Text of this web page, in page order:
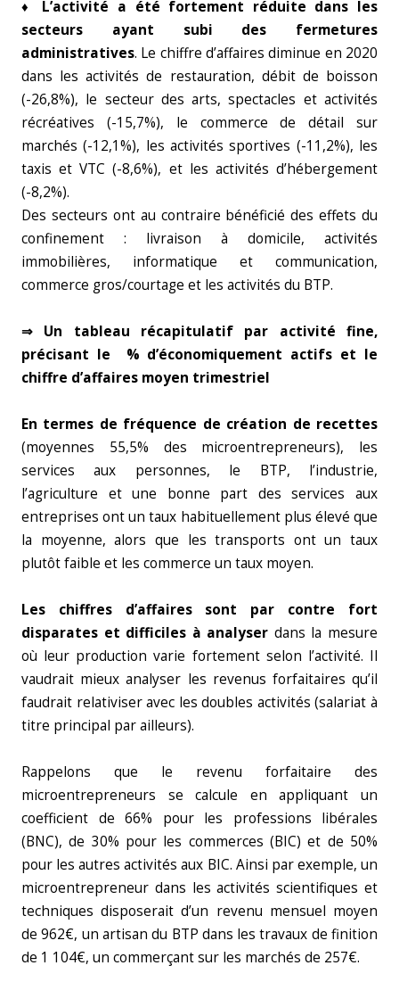
♦ L’activité a été fortement réduite dans les
secteurs ayant subi des fermetures
administratives. Le chiffre d’affaires diminue en 2020
dans les activités de restauration, débit de boisson
(-26,8%), le secteur des arts, spectacles et activités
récréatives (-15,7%), le commerce de détail sur
marchés (-12,1%), les activités sportives (-11,2%), les
taxis et VTC (-8,6%), et les activités d’hébergement
(-8,2%).
Des secteurs ont au contraire bénéficié des effets du
confinement : livraison à domicile, activités
immobilières, informatique et communication,
commerce gros/courtage et les activités du BTP.
⇒ Un tableau récapitulatif par activité fine,
précisant le % d’économiquement actifs et le
chiffre d’affaires moyen trimestriel
En termes de fréquence de création de recettes
(moyennes 55,5% des microentrepreneurs), les
services aux personnes, le BTP, l’industrie,
l’agriculture et une bonne part des services aux
entreprises ont un taux habituellement plus élevé que
la moyenne, alors que les transports ont un taux
plutôt faible et les commerce un taux moyen.
Les chiffres d’affaires sont par contre fort
disparates et difficiles à analyser dans la mesure
où leur production varie fortement selon l’activité. Il
vaudrait mieux analyser les revenus forfaitaires qu’il
faudrait relativiser avec les doubles activités (salariat à
titre principal par ailleurs).
Rappelons que le revenu forfaitaire des
microentrepreneurs se calcule en appliquant un
coefficient de 66% pour les professions libérales
(BNC), de 30% pour les commerces (BIC) et de 50%
pour les autres activités aux BIC. Ainsi par exemple, un
microentrepreneur dans les activités scientifiques et
techniques disposerait d’un revenu mensuel moyen
de 962€, un artisan du BTP dans les travaux de finition
de 1 104€, un commerçant sur les marchés de 257€.